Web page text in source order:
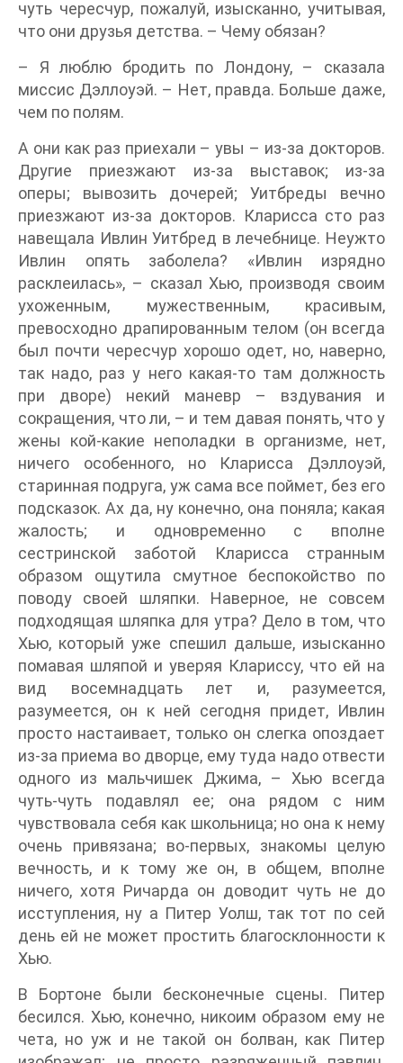
чуть чересчур, пожалуй, изысканно, учитывая,
что они друзья детства. – Чему обязан?
– Я люблю бродить по Лондону, – сказала
миссис Дэллоуэй. – Нет, правда. Больше даже,
чем по полям.
А они как раз приехали – увы – из-за докторов.
Другие приезжают из-за выставок; из-за
оперы; вывозить дочерей; Уитбреды вечно
приезжают из-за докторов. Кларисса сто раз
навещала Ивлин Уитбред в лечебнице. Неужто
Ивлин опять заболела? «Ивлин изрядно
расклеилась», – сказал Хью, производя своим
ухоженным, мужественным, красивым,
превосходно драпированным телом (он всегда
был почти чересчур хорошо одет, но, наверно,
так надо, раз у него какая-то там должность
при дворе) некий маневр – вздувания и
сокращения, что ли, – и тем давая понять, что у
жены кой-какие неполадки в организме, нет,
ничего особенного, но Кларисса Дэллоуэй,
старинная подруга, уж сама все поймет, без его
подсказок. Ах да, ну конечно, она поняла; какая
жалость; и одновременно с вполне
сестринской заботой Кларисса странным
образом ощутила смутное беспокойство по
поводу своей шляпки. Наверное, не совсем
подходящая шляпка для утра? Дело в том, что
Хью, который уже спешил дальше, изысканно
помавая шляпой и уверяя Клариссу, что ей на
вид восемнадцать лет и, разумеется,
разумеется, он к ней сегодня придет, Ивлин
просто настаивает, только он слегка опоздает
из-за приема во дворце, ему туда надо отвести
одного из мальчишек Джима, – Хью всегда
чуть-чуть подавлял ее; она рядом с ним
чувствовала себя как школьница; но она к нему
очень привязана; во-первых, знакомы целую
вечность, и к тому же он, в общем, вполне
ничего, хотя Ричарда он доводит чуть не до
исступления, ну а Питер Уолш, так тот по сей
день ей не может простить благосклонности к
Хью.
В Бортоне были бесконечные сцены. Питер
бесился. Хью, конечно, никоим образом ему не
чета, но уж и не такой он болван, как Питер